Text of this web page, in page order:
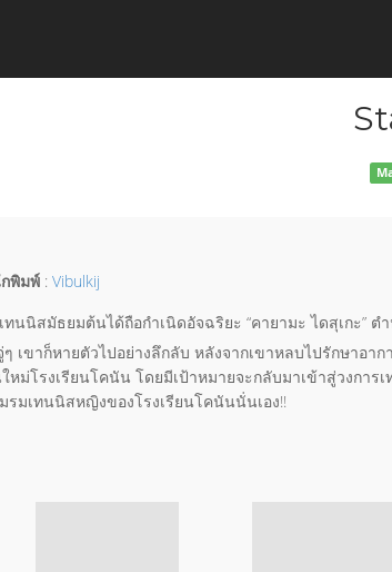
พิมพ์ : Vibulkij
ทนนิสมัธยมต้นได้ถือกำเนิดอัจฉริยะ “คายามะ ไดสุเกะ”
เขาก็หายตัวไปอย่างลึกลับ หลังจากเขาหลบไปรักษาอา
หม่โรงเรียนโคนัน โดยมีเป้าหมายจะกลับมาเข้าสู่วงกา
รมเทนนิสหญิงของโรงเรียนโคนันนั่นเอง!!